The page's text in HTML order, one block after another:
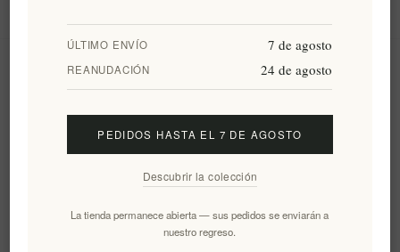
Suscribirse Desuscribirse
ÚLTIMO ENVÍO 7 de agosto
REANUDACIÓN 24 de agosto
PEDIDOS HASTA EL 7 DE AGOSTO
Descubrir la colección
La tienda permanece abierta — sus pedidos se enviarán a
nuestro regreso.